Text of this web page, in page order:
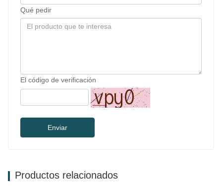
Qué pedir
El código de verificación
Enviar
Productos relacionados